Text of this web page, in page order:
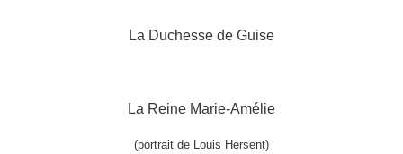
La Duchesse de Guise
La Reine Marie-Amélie
(portrait de Louis Hersent)